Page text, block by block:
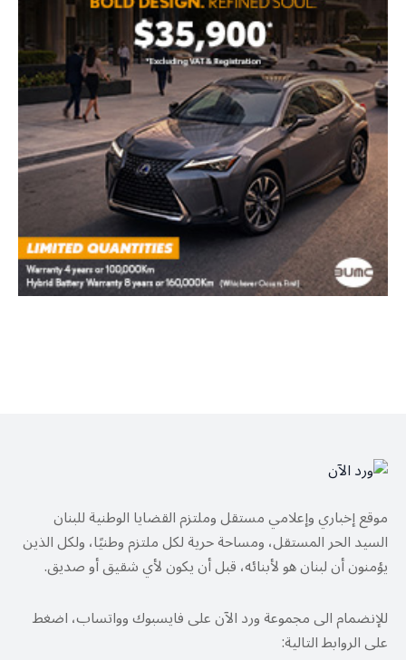
موقع إخباري وإعلامي مستقل وملتزم القضايا الوطنية للبنان
السيد الحر المستقل، ومساحة حرية لكل ملتزم وطنيًا، ولكل الذين
يؤمنون أن لبنان هو لأبنائه، قبل أن يكون لأي شقيق أو صديق.
للإنضمام الى مجموعة ورد الآن على فايسبوك وواتساب، اضغط
على الروابط التالية: